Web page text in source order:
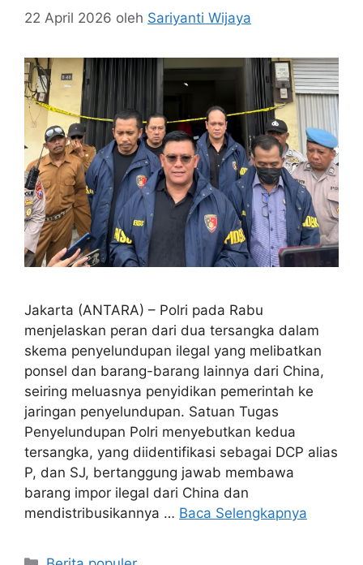
22 April 2026 oleh Sariyanti Wijaya
Jakarta (ANTARA) – Polri pada Rabu
menjelaskan peran dari dua tersangka dalam
skema penyelundupan ilegal yang melibatkan
ponsel dan barang-barang lainnya dari China,
seiring meluasnya penyidikan pemerintah ke
jaringan penyelundupan. Satuan Tugas
Penyelundupan Polri menyebutkan kedua
tersangka, yang diidentifikasi sebagai DCP alias
P, dan SJ, bertanggung jawab membawa
barang impor ilegal dari China dan
mendistribusikannya … Baca Selengkapnya
Kategori